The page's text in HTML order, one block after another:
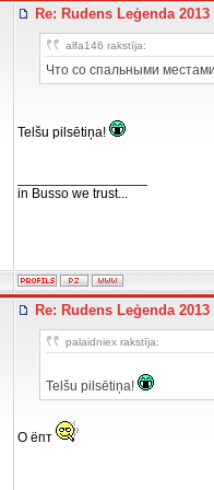
Re: Rudens Leģenda 2013
alfa146 rakstīja:
Что со спальными
Telšu pilsētiņa!
in Busso we trust...
Re: Rudens Leģenda 2013
palaidniex rakstīja:
Telšu pilsētiņa!
О ёпт